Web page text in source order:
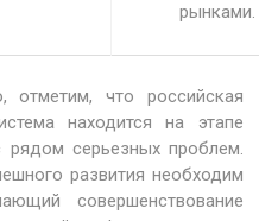
рынками.
отметим, что российская
находится на этапе
рядом серьезных проблем.
развития необходим
совершенствование